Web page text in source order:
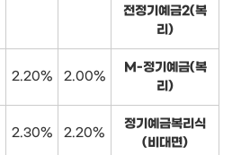
전정기예금2(복
리)
2.20% 2.00%
M-정기예금(복
리)
2.30% 2.20%
정기예금복리식
(비대면)